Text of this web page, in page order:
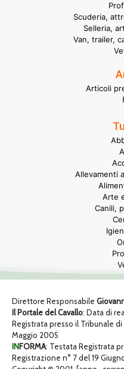
Scuderia,
Selleria,
Van, trailer,
Articoli
Allevamenti
Arte
Canili,
Direttore Responsabile
Il Portale del Cavallo: Data di
Registrata presso il Tribunale
Maggio 2005
INFORMA: Testata Registrata
Registrazione n° 7 del 19